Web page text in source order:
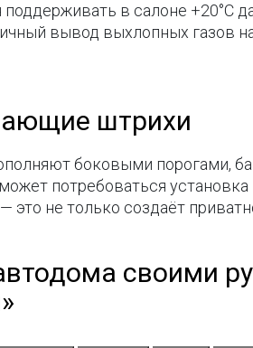
в салоне +20°C
вывод выхлопных газов
штрихи
боковыми порогами,
потребоваться
не только создаёт
своими